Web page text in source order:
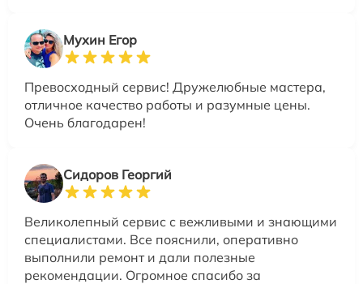
Мухин Егор
Превосходный сервис! Дружелюбные мастера,
отличное качество работы и разумные цены.
Очень благодарен!
Сидоров Георгий
Великолепный сервис с вежливыми и знающими
специалистами. Все пояснили, оперативно
выполнили ремонт и дали полезные
рекомендации. Огромное спасибо за